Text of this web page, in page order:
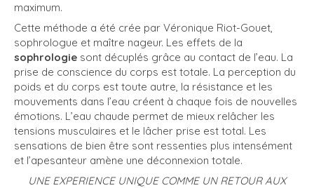
maximum.
Cette méthode a été crée par Véronique Riot-Gouet,
sophrologue et maître nageur. Les effets de la
sophrologie sont décuplés grâce au contact de l’eau. La
prise de conscience du corps est totale. La perception du
poids et du corps est toute autre, la résistance et les
mouvements dans l’eau créent à chaque fois de nouvelles
émotions. L’eau chaude permet de mieux relâcher les
tensions musculaires et le lâcher prise est total. Les
sensations de bien être sont ressenties plus intensément
et l’apesanteur amène une déconnexion totale.
UNE EXPERIENCE UNIQUE COMME UN RETOUR AUX